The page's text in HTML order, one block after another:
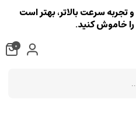
تجربه سرعت بالاتر، بهتر است
خاموش کنید.
0